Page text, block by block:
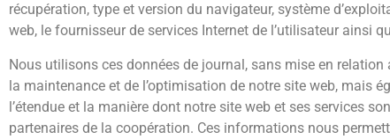
récupération, type et version du navigateur, système
web, le fournisseur de services Internet de l’utilisateur ainsi
Nous utilisons ces données de journal, sans mise en
la maintenance et de l’optimisation de notre site web, mais
l’étendue et la manière dont notre site web et ses services
partenaires de la coopération. Ces informations nous